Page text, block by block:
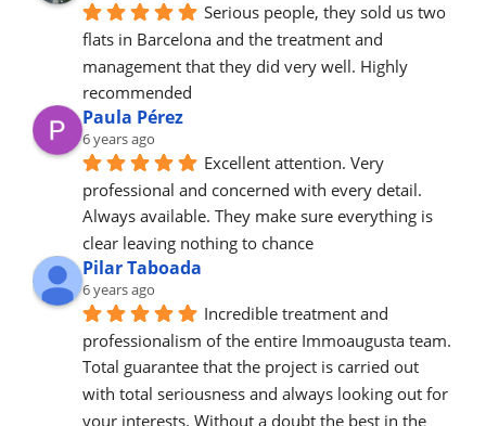
Serious people, they sold us two
flats in Barcelona and the treatment and
management that they did very well. Highly
recommended
Paula Pérez
6 years ago
Excellent attention. Very
professional and concerned with every detail.
Always available. They make sure everything is
clear leaving nothing to chance
Pilar Taboada
6 years ago
Incredible treatment and
professionalism of the entire Immoaugusta team.
Total guarantee that the project is carried out
with total seriousness and always looking out for
your interests. Without a doubt the best in the